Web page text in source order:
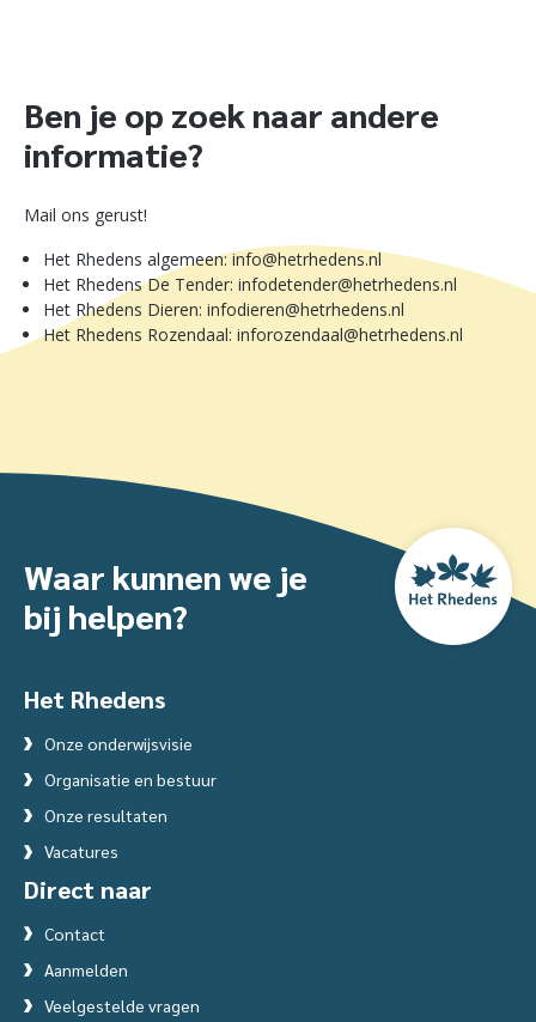
Ben je op zoek naar andere
informatie?
Mail ons gerust!
Het Rhedens algemeen: info@hetrhedens.nl
Het Rhedens De Tender: infodetender@hetrhedens.nl
Het Rhedens Dieren: infodieren@hetrhedens.nl
Het Rhedens Rozendaal: inforozendaal@hetrhedens.nl
Waar kunnen we je
bij helpen?
Het Rhedens
Onze onderwijsvisie
Organisatie en bestuur
Onze resultaten
Vacatures
Direct naar
Contact
Aanmelden
Veelgestelde vragen